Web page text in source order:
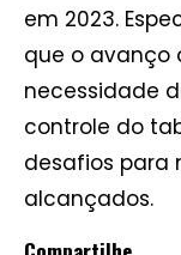
em 2023.
que o avanço
necessidade
controle do
desafios para
alcançados.